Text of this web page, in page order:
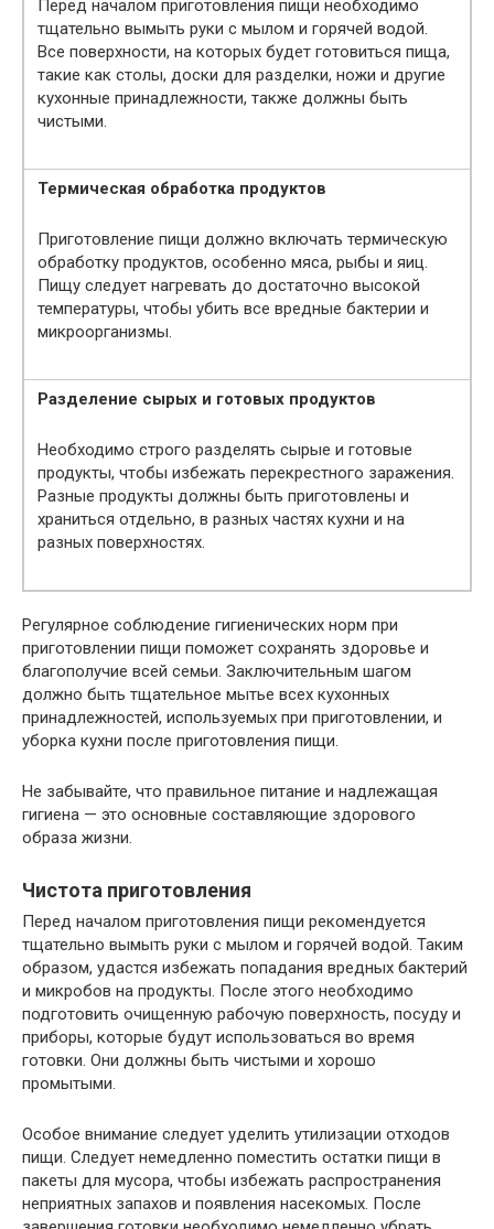
Перед началом приготовления пищи необходимо
тщательно вымыть руки с мылом и горячей водой.
Все поверхности, на которых будет готовиться пища,
такие как столы, доски для разделки, ножи и другие
кухонные принадлежности, также должны быть
чистыми.
Термическая обработка продуктов
Приготовление пищи должно включать термическую
обработку продуктов, особенно мяса, рыбы и яиц.
Пищу следует нагревать до достаточно высокой
температуры, чтобы убить все вредные бактерии и
микроорганизмы.
Разделение сырых и готовых продуктов
Необходимо строго разделять сырые и готовые
продукты, чтобы избежать перекрестного заражения.
Разные продукты должны быть приготовлены и
храниться отдельно, в разных частях кухни и на
разных поверхностях.
Регулярное соблюдение гигиенических норм при
приготовлении пищи поможет сохранять здоровье и
благополучие всей семьи. Заключительным шагом
должно быть тщательное мытье всех кухонных
принадлежностей, используемых при приготовлении, и
уборка кухни после приготовления пищи.
Не забывайте, что правильное питание и надлежащая
гигиена — это основные составляющие здорового
образа жизни.
Чистота приготовления
Перед началом приготовления пищи рекомендуется
тщательно вымыть руки с мылом и горячей водой. Таким
образом, удастся избежать попадания вредных бактерий
и микробов на продукты. После этого необходимо
подготовить очищенную рабочую поверхность, посуду и
приборы, которые будут использоваться во время
готовки. Они должны быть чистыми и хорошо
промытыми.
Особое внимание следует уделить утилизации отходов
пищи. Следует немедленно поместить остатки пищи в
пакеты для мусора, чтобы избежать распространения
неприятных запахов и появления насекомых. После